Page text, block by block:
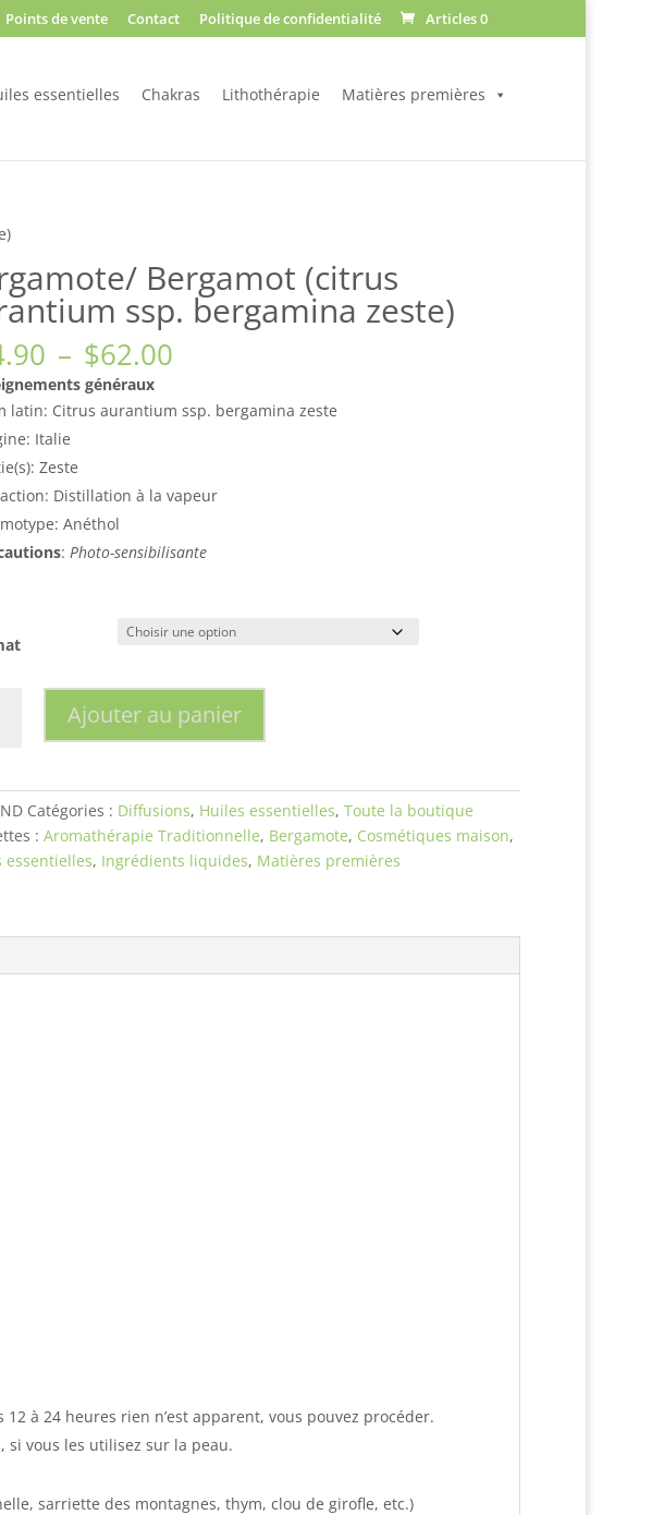
Points de vente Contact Politique de confidentialité Articles 0
essentielles Chakras Lithothérapie Matières premières
Bergamot (citrus
ssp. bergamina zeste)
– $62.00Plage
prix :
$14.90
généraux
latin: Citrus aurantium ssp. bergamina zeste
Italie
Zeste
Distillation à la vapeur
Anéthol
: Photo-sensibilisante
Ajouter au panier
ND Catégories : Diffusions, Huiles essentielles, Toute la boutique
: Aromathérapie Traditionnelle, Bergamote, Cosmétiques maison,
essentielles, Ingrédients liquides, Matières premières
à 24 heures rien n’est apparent, vous pouvez procéder.
si vous les utilisez sur la peau.
sarriette des montagnes, thym, clou de girofle, etc.)